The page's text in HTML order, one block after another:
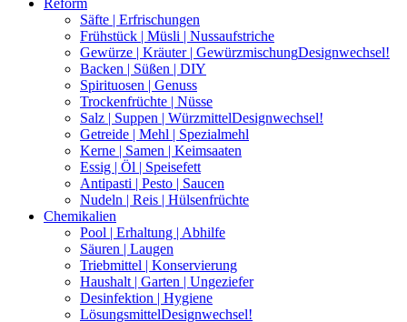
Reform
Säfte | Erfrischungen
Frühstück | Müsli | Nussaufstriche
Gewürze | Kräuter | GewürzmischungDesignwechsel!
Backen | Süßen | DIY
Spirituosen | Genuss
Trockenfrüchte | Nüsse
Salz | Suppen | WürzmittelDesignwechsel!
Getreide | Mehl | Spezialmehl
Kerne | Samen | Keimsaaten
Essig | Öl | Speisefett
Antipasti | Pesto | Saucen
Nudeln | Reis | Hülsenfrüchte
Chemikalien
Pool | Erhaltung | Abhilfe
Säuren | Laugen
Triebmittel | Konservierung
Haushalt | Garten | Ungeziefer
Desinfektion | Hygiene
LösungsmittelDesignwechsel!